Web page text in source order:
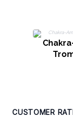
CUSTOMER